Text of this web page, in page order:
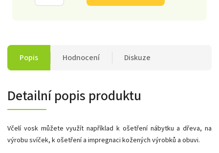
Popis Hodnocení Diskuze
Detailní popis produktu
Včelí vosk můžete využít například k ošetření nábytku a dřeva, na
výrobu svíček, k ošetření a impregnaci kožených výrobků a obuvi.